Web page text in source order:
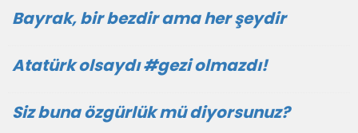
Bayrak, bir bezdir ama her şeydir
Atatürk olsaydı #gezi olmazdı!
Siz buna özgürlük mü diyorsunuz?